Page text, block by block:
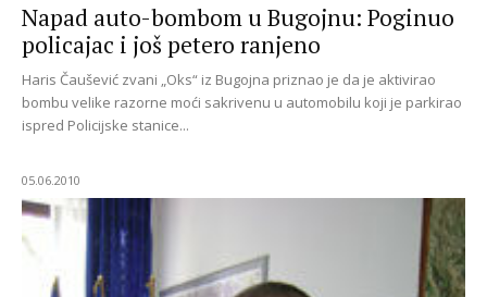
Napad auto-bombom u Bugojnu: Poginuo
policajac i još petero ranjeno
Haris Čaušević zvani „Oks“ iz Bugojna priznao je da je aktivirao
bombu velike razorne moći sakrivenu u automobilu koji je parkirao
ispred Policijske stanice...
05.06.2010